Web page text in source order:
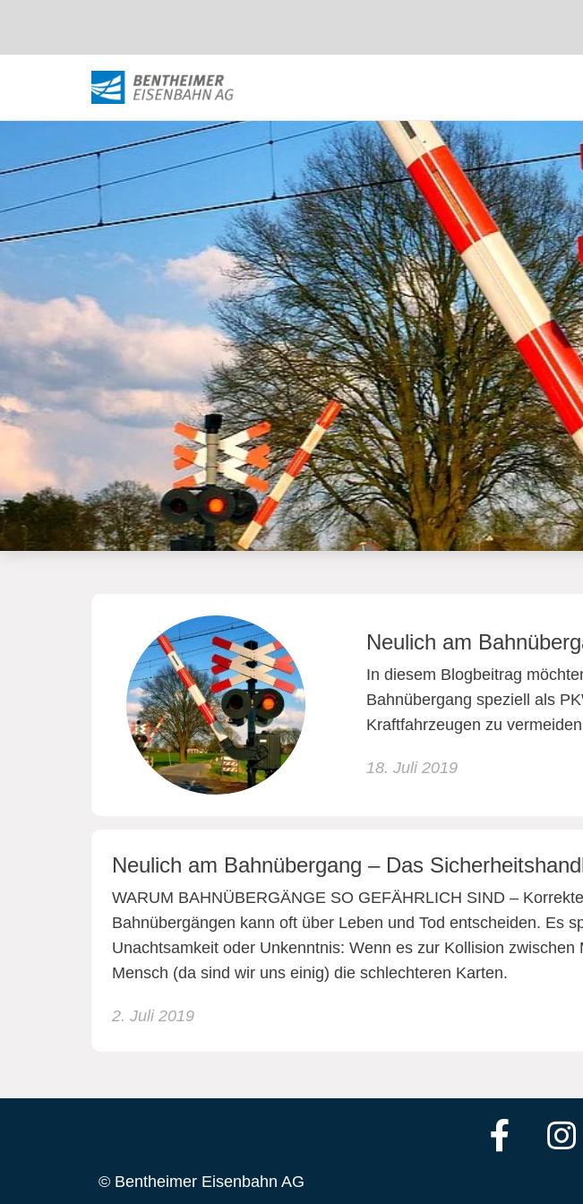
Neulich am
In diesem Blogbeitrag
Bahnübergang speziell als
Kraftfahrzeugen zu
18. Juli 2019
Neulich am Bahnübergang – Das
WARUM BAHNÜBERGÄNGE SO GEFÄHRLICH SIND –
Bahnübergängen kann oft über Leben und Tod entscheiden. Es
Unachtsamkeit oder Unkenntnis: Wenn es zur Kollision
Mensch (da sind wir uns einig) die schlechteren Karten.
2. Juli 2019
© Bentheimer Eisenbahn AG